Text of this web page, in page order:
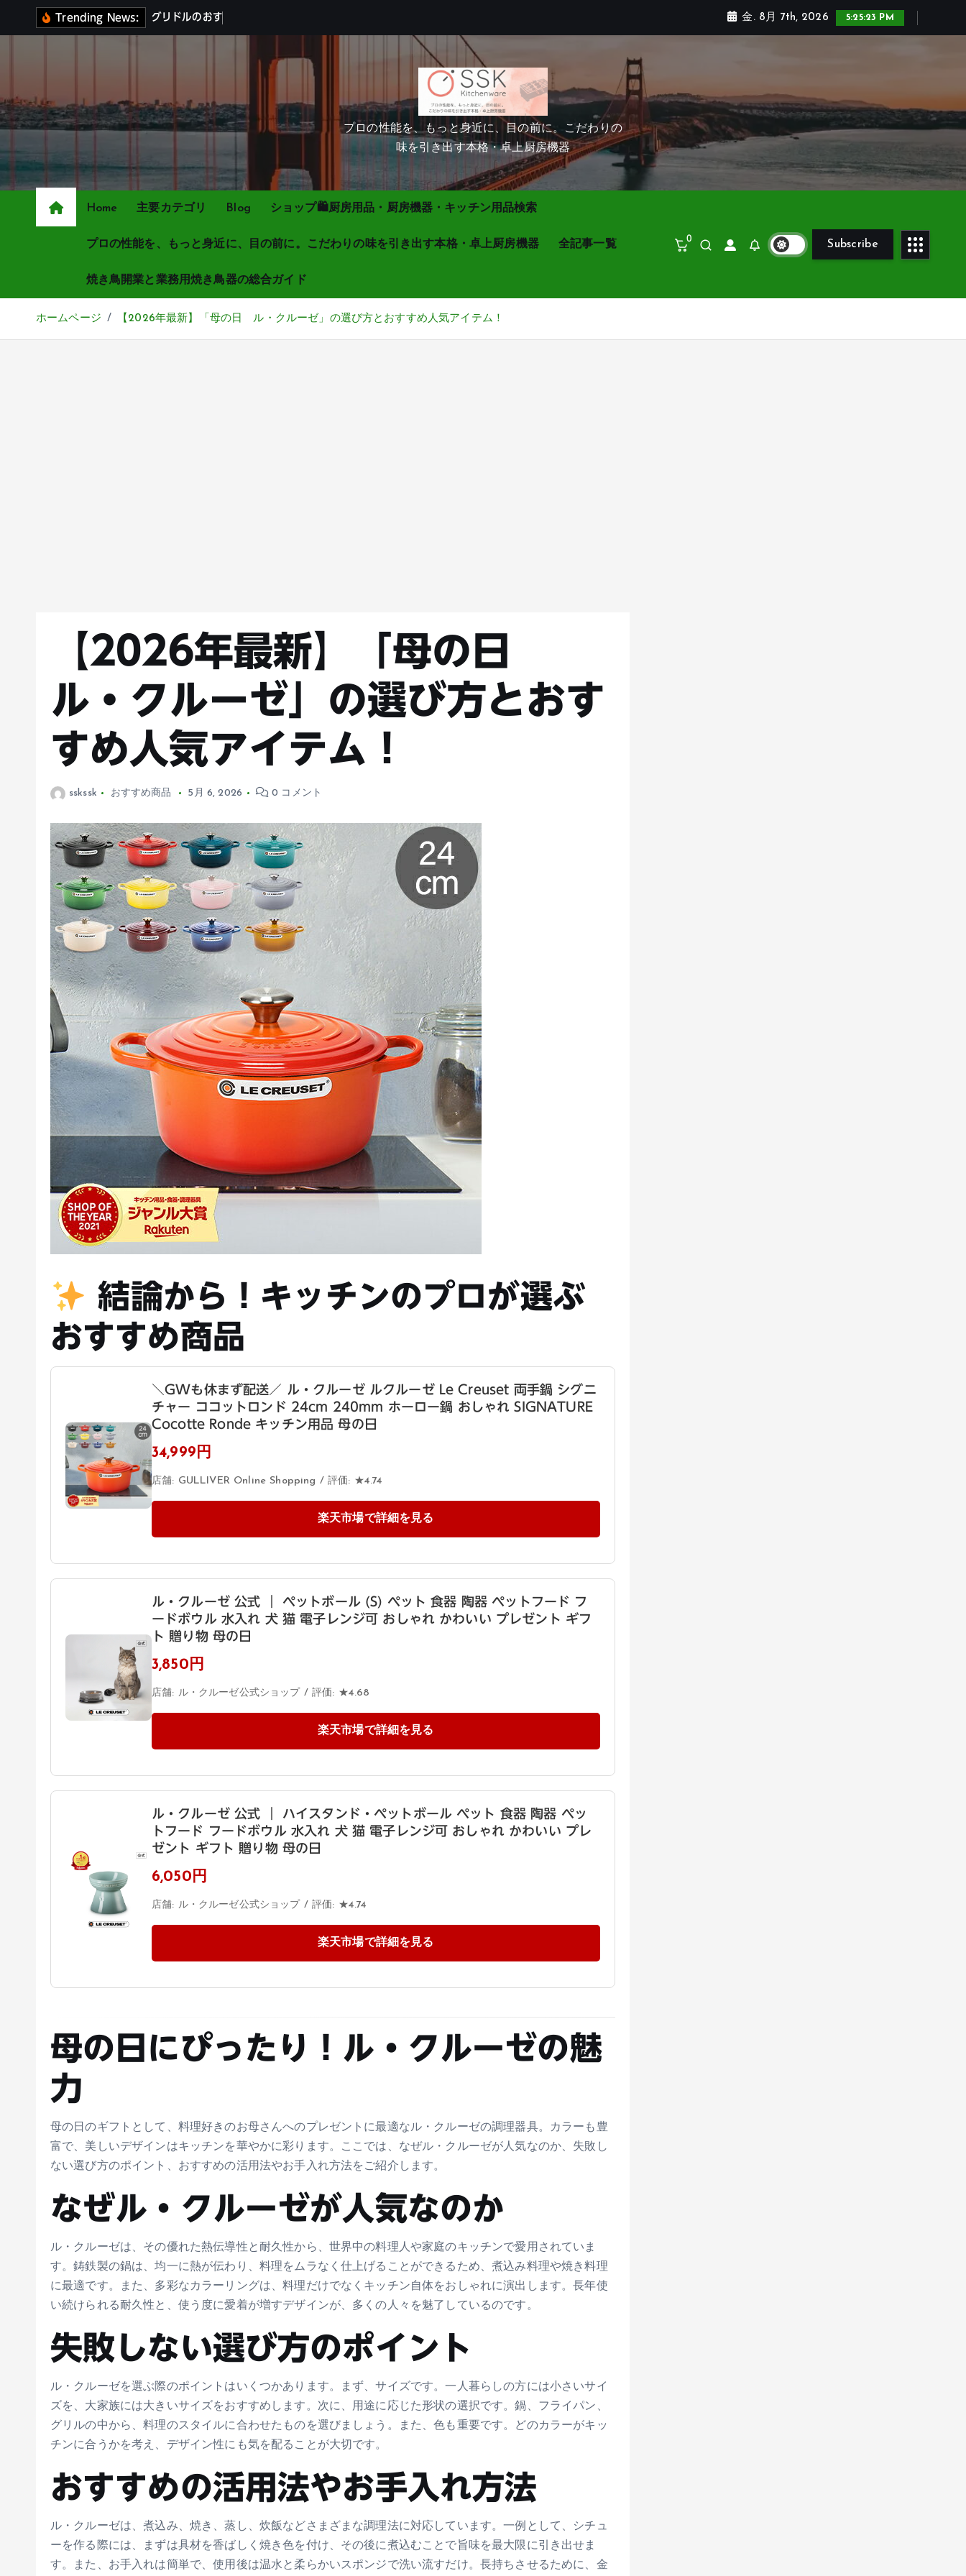
へ
移
Trending News: グリ ドルの おす 金. 8月 7th, 2026 5:25:24 PM
プロの性能を、もっと身近に、目の前に。こだわりの
味を引き出す本格・卓上厨房機器
Home 主要カテゴリ Blog ショップ🛍厨房用品・厨房機器・キッチン用品検索
プロの性能を、もっと身近に、目の前に。こだわりの味を引き出す本格・卓上厨房機器 全記事一覧
焼き鳥開業と業務用焼き鳥器の総合ガイド
0
Subscribe
ホームページ 【2026年最新】「母の日 ル・クルーゼ」の選び方とおすすめ人気アイテム！
【2026年最新】「母の日
ル・クルーゼ」の選び方とおす
すめ人気アイテム！
sskssk おすすめ商品 5月 6, 2026 0 コメント
結論から！キッチンのプロが選ぶ
おすすめ商品
＼GWも休まず配送／ ル・クルーゼ ルクルーゼ Le Creuset 両手鍋 シグニ
チャー ココットロンド 24cm 240mm ホーロー鍋 おしゃれ SIGNATURE
Cocotte Ronde キッチン用品 母の日
34,999円
店舗: GULLIVER Online Shopping / 評価: ★4.74
楽天市場で詳細を見る
ル・クルーゼ 公式 ｜ ペットボール (S) ペット 食器 陶器 ペットフード フ
ードボウル 水入れ 犬 猫 電子レンジ可 おしゃれ かわいい プレゼント ギフ
ト 贈り物 母の日
3,850円
店舗: ル・クルーゼ公式ショップ / 評価: ★4.68
楽天市場で詳細を見る
ル・クルーゼ 公式 ｜ ハイスタンド・ペットボール ペット 食器 陶器 ペッ
トフード フードボウル 水入れ 犬 猫 電子レンジ可 おしゃれ かわいい プレ
ゼント ギフト 贈り物 母の日
6,050円
店舗: ル・クルーゼ公式ショップ / 評価: ★4.74
楽天市場で詳細を見る
母の日にぴったり！ル・クルーゼの魅
力
母の日のギフトとして、料理好きのお母さんへのプレゼントに最適なル・クルーゼの調理器具。カラーも豊
富で、美しいデザインはキッチンを華やかに彩ります。ここでは、なぜル・クルーゼが人気なのか、失敗し
ない選び方のポイント、おすすめの活用法やお手入れ方法をご紹介します。
なぜル・クルーゼが人気なのか
ル・クルーゼは、その優れた熱伝導性と耐久性から、世界中の料理人や家庭のキッチンで愛用されていま
す。鋳鉄製の鍋は、均一に熱が伝わり、料理をムラなく仕上げることができるため、煮込み料理や焼き料理
に最適です。また、多彩なカラーリングは、料理だけでなくキッチン自体をおしゃれに演出します。長年使
い続けられる耐久性と、使う度に愛着が増すデザインが、多くの人々を魅了しているのです。
失敗しない選び方のポイント
ル・クルーゼを選ぶ際のポイントはいくつかあります。まず、サイズです。一人暮らしの方には小さいサイ
ズを、大家族には大きいサイズをおすすめします。次に、用途に応じた形状の選択です。鍋、フライパン、
グリルの中から、料理のスタイルに合わせたものを選びましょう。また、色も重要です。どのカラーがキッ
チンに合うかを考え、デザイン性にも気を配ることが大切です。
おすすめの活用法やお手入れ方法
ル・クルーゼは、煮込み、焼き、蒸し、炊飯などさまざまな調理法に対応しています。一例として、シチュ
ーを作る際には、まずは具材を香ばしく焼き色を付け、その後に煮込むことで旨味を最大限に引き出せま
す。また、お手入れは簡単で、使用後は温水と柔らかいスポンジで洗い流すだけ。長持ちさせるために、金